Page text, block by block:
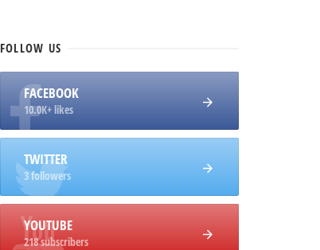
FOLLOW US
FACEBOOK
10.0K+ likes
TWITTER
3 followers
YOUTUBE
218 subscribers